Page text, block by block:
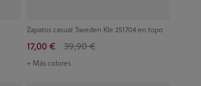
Zapatos casual Sweden Kle 251704 en topo
17,00 € 39,90 €
+ Más colores